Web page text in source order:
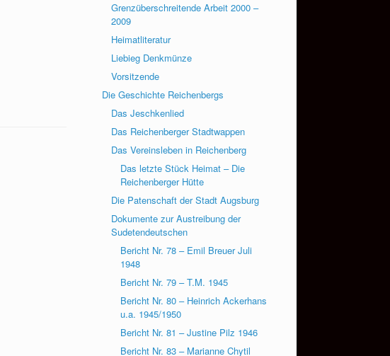
Grenzüberschreitende Arbeit 2000 –
2009
Heimatliteratur
Liebieg Denkmünze
Vorsitzende
Die Geschichte Reichenbergs
Das Jeschkenlied
Das Reichenberger Stadtwappen
Das Vereinsleben in Reichenberg
Das letzte Stück Heimat – Die
Reichenberger Hütte
Die Patenschaft der Stadt Augsburg
Dokumente zur Austreibung der
Sudetendeutschen
Bericht Nr. 78 – Emil Breuer Juli
1948
Bericht Nr. 79 – T.M. 1945
Bericht Nr. 80 – Heinrich Ackerhans
u.a. 1945/1950
Bericht Nr. 81 – Justine Pilz 1946
Bericht Nr. 83 – Marianne Chytil